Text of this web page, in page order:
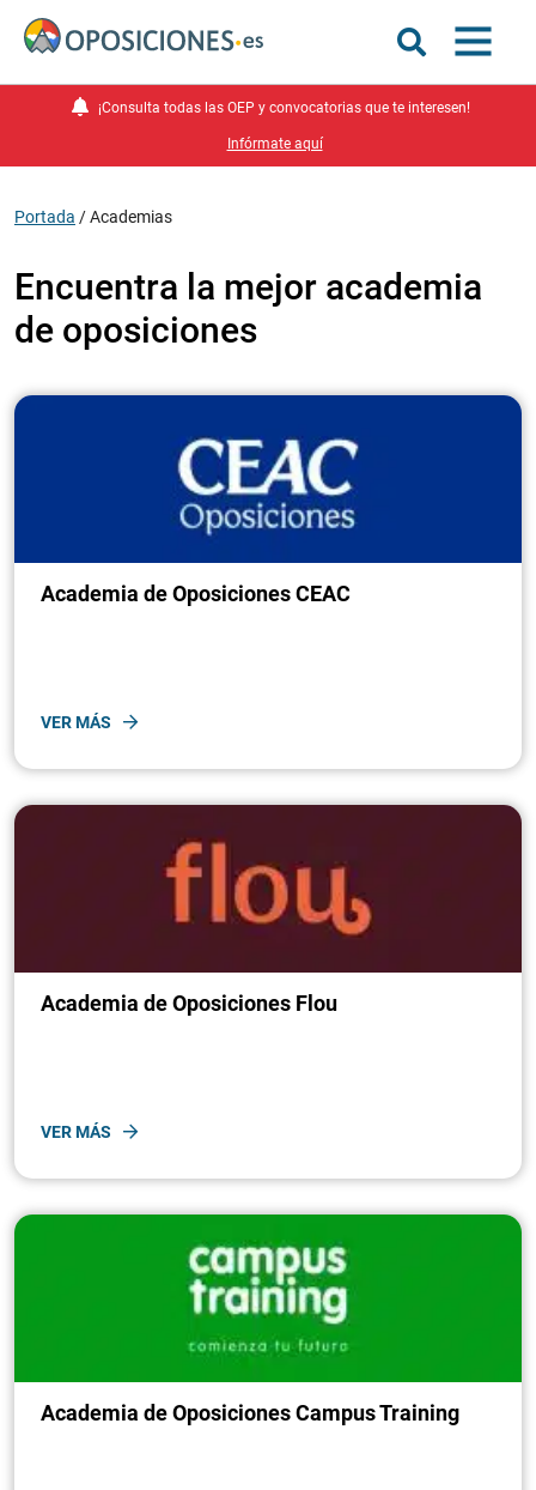
¡Consulta todas las OEP y convocatorias que te interesen!
Infórmate aquí
Portada /Academias
Encuentra la mejor academia
de oposiciones
Academia de Oposiciones CEAC
VER MÁS
Academia de Oposiciones Flou
VER MÁS
Academia de Oposiciones Campus Training